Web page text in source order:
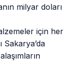
milyar doları
için her